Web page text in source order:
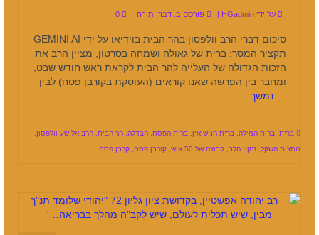
על ידי HGadmin
| פורסם ב: דברי תורה |
סיכום דברי הרב וולפסון בהר הבית בוידיאו על ידי GEMINI AI
תקציר המסר: ברית של גאולה ושמחה בסרטון, מציין הרב את
הזכות הגדולה של העלייה להר הבית לקראת ראש חודש שבט,
ומחבר בין הפרשה שאנו קוראים (העוסקת בקורבן פסח) לבין
נמשך
ברית ברית המילה ברית הנישואין ברית הפסח הבדלה הר הבית הרב אלישע וולפסון
מחצית השקל
ניקוי הלב קבוצה של 50 איש קורבן פסח קרבן פסח